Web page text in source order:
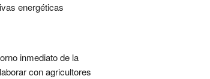
energéticas
inmediato de la
con agricultores